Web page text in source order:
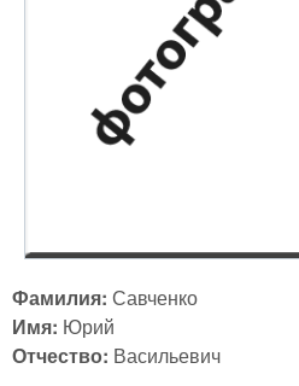
Фамилия: Савченко
Имя: Юрий
Отчество: Васильевич